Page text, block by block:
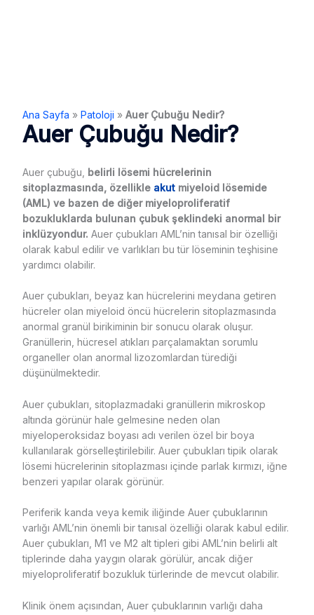
Ana Sayfa » Patoloji » Auer Çubuğu Nedir?
Auer Çubuğu Nedir?
Auer çubuğu, belirli lösemi hücrelerinin
sitoplazmasında, özellikle akutmiyeloid lösemide
(AML) ve bazen de diğer miyeloproliferatif
bozukluklarda bulunan çubuk şeklindeki anormal bir
inklüzyondur. Auer çubukları AML’nin tanısal bir özelliği
olarak kabul edilir ve varlıkları bu tür löseminin teşhisine
yardımcı olabilir.
Auer çubukları, beyaz kan hücrelerini meydana getiren
hücreler olan miyeloid öncü hücrelerin sitoplazmasında
anormal granül birikiminin bir sonucu olarak oluşur.
Granüllerin, hücresel atıkları parçalamaktan sorumlu
organeller olan anormal lizozomlardan türediği
düşünülmektedir.
Auer çubukları, sitoplazmadaki granüllerin mikroskop
altında görünür hale gelmesine neden olan
miyeloperoksidaz boyası adı verilen özel bir boya
kullanılarak görselleştirilebilir. Auer çubukları tipik olarak
lösemi hücrelerinin sitoplazması içinde parlak kırmızı, iğne
benzeri yapılar olarak görünür.
Periferik kanda veya kemik iliğinde Auer çubuklarının
varlığı AML’nin önemli bir tanısal özelliği olarak kabul edilir.
Auer çubukları, M1 ve M2 alt tipleri gibi AML’nin belirli alt
tiplerinde daha yaygın olarak görülür, ancak diğer
miyeloproliferatif bozukluk türlerinde de mevcut olabilir.
Klinik önem açısından, Auer çubuklarının varlığı daha